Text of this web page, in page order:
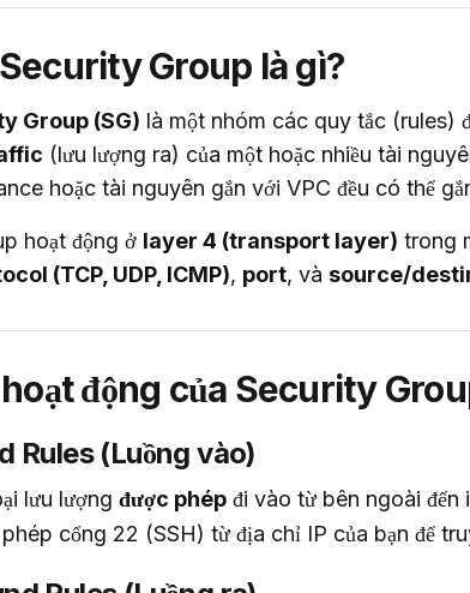
Group là gì?
Group (SG) là một nhóm các quy tắc (rules)
(lưu lượng ra) của một hoặc nhiều tài
hoặc tài nguyên gắn với VPC đều có thể
hoạt động ở layer 4 (transport layer) trong
(TCP, UDP, ICMP), port, và source/
động của Security
Rules (Luồng vào)
lưu lượng được phép đi vào từ bên ngoài đến
cổng 22 (SSH) từ địa chỉ IP của bạn để